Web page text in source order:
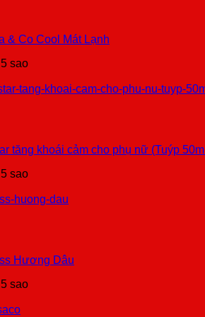
& Co Cool Mát Lạnh
5 sao
tăng khoái cảm cho phụ nữ (Tuýp
5 sao
Hương Dâu
5 sao